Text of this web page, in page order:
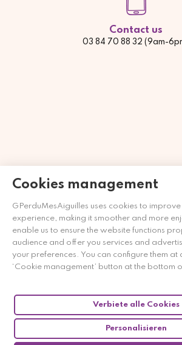
Cookies management
GPerduMesAiguilles uses cookies to
experience, making it smoother and more
enable us to ensure the website functions
audience and offer you services and
your preferences. You can configure them at
‘Cookie management’ button at the bottom
Verbiete alle Cookies
Personalisieren
Contact us
03 84 70 88 32 (9am-
Händler zugelassen von Gesellschaft für
Bewertungen, Klicken Sie hier